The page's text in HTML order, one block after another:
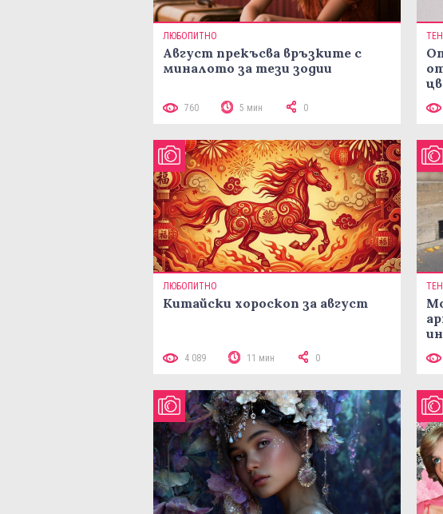
ЛЮБОПИТНО
Август прекъсва връзките с
миналото за тези зодии
760 5 мин 0
ЛЮБОПИТНО
Китайски хороскоп за август
4 089 11 мин 0